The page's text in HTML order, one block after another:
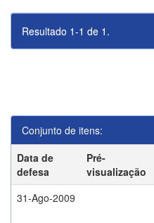
Resultado 1-1 de 1.
Conjunto de itens:
Data de
defesa
Pré-
visualização
31-Ago-2009